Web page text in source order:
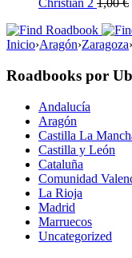
Christian 2 1,00€
Inicio›Aragón›Zaragoza›
Roadbooks por
Andalucía
Aragón
Castilla La
Castilla y León
Cataluña
Comunidad
La Rioja
Madrid
Marruecos
Uncategorized